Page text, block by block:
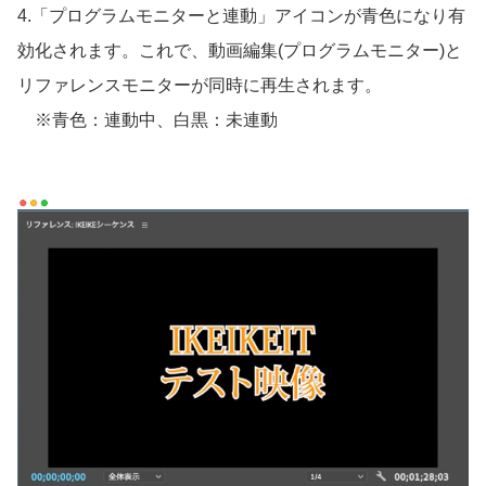
4.「プログラムモニターと連動」アイコンが青色になり有
効化されます。これで、動画編集(プログラムモニター)と
リファレンスモニターが同時に再生されます。
※青色：連動中、白黒：未連動